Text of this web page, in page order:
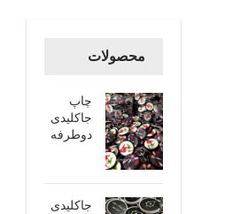
محصولات
چاپ
جاکلیدی
دوطرفه
جاکلیدی